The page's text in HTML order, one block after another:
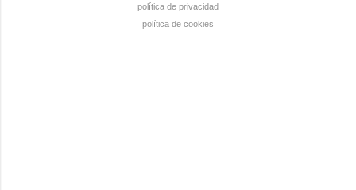
política de privacidad
política de cookies